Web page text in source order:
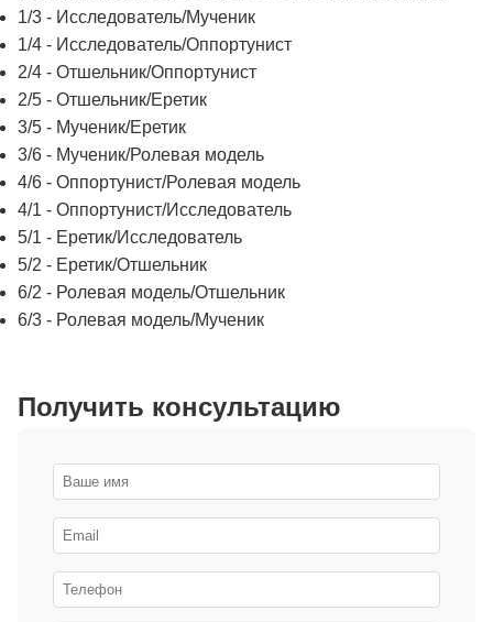
1/3 - Исследователь/Мученик
1/4 - Исследователь/Оппортунист
2/4 - Отшельник/Оппортунист
2/5 - Отшельник/Еретик
3/5 - Мученик/Еретик
3/6 - Мученик/Ролевая модель
4/6 - Оппортунист/Ролевая модель
4/1 - Оппортунист/Исследователь
5/1 - Еретик/Исследователь
5/2 - Еретик/Отшельник
6/2 - Ролевая модель/Отшельник
6/3 - Ролевая модель/Мученик
Получить консультацию